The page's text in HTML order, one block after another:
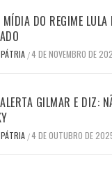
DO REGIME LULA
/4 DE NOVEMBRO DE
GILMAR E DIZ:
/4 DE OUTUBRO DE